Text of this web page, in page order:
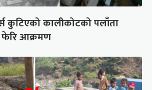
कुटिएको कालीकोटको पलाँता
फेरि आक्रमण